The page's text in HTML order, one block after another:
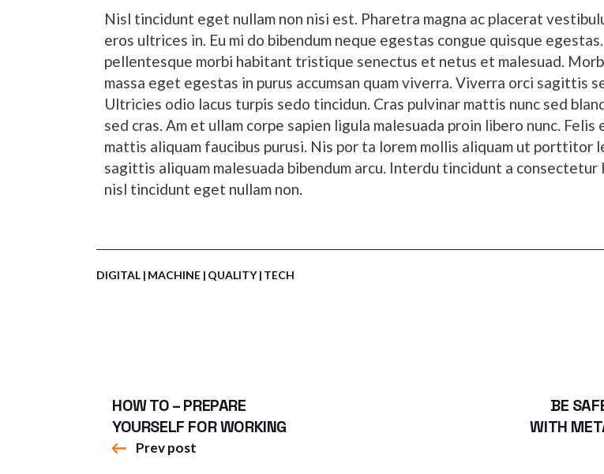
Nisl tincidunt eget nullam non nisi est. Pharetra magna ac placerat
eros ultrices in. Eu mi do bibendum neque egestas congue quisque
pellentesque morbi habitant tristique senectus et netus et malesuad.
massa eget egestas in purus accumsan quam viverra. Viverra orci sagittis
Ultricies odio lacus turpis sedo tincidun. Cras pulvinar mattis nunc sed
sed cras. Am et ullam corpe sapien ligula malesuada proin libero nunc.
mattis aliquam faucibus purusi. Nis por ta lorem mollis aliquam ut porttitor
sagittis aliquam malesuada bibendum arcu. Interdu tincidunt a consectetur
nisl tincidunt eget nullam non.
DIGITAL MACHINE QUALITY TECH
HOW TO – PREPARE
YOURSELF FOR WORKING
Prev post
BE
WITH